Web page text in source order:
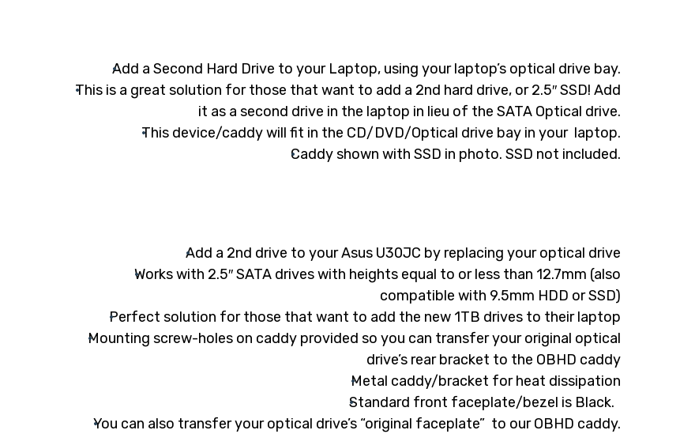
Add a Second Hard Drive to your Laptop, using your laptop’s optical drive bay.
This is a great solution for those that want to add a 2nd hard drive, or 2.5″ SSD! Add
it as a second drive in the laptop in lieu of the SATA Optical drive.
This device/caddy will fit in the CD/DVD/Optical drive bay in your laptop.
Caddy shown with SSD in photo. SSD not included.
Add a 2nd drive to your Asus U30JC by replacing your optical drive
Works with 2.5″ SATA drives with heights equal to or less than 12.7mm (also
compatible with 9.5mm HDD or SSD)
Perfect solution for those that want to add the new 1TB drives to their laptop
Mounting screw-holes on caddy provided so you can transfer your original optical
drive’s rear bracket to the OBHD caddy
Metal caddy/bracket for heat dissipation
Standard front faceplate/bezel is Black.
You can also transfer your optical drive’s “original faceplate” to our OBHD caddy.